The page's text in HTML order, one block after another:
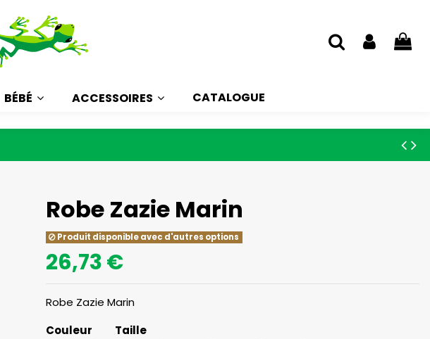
BÉBÉ ACCESSOIRES CATALOGUE
Robe Zazie Marin
Produit disponible avec d'autres options
26,73 €
Robe Zazie Marin
Couleur
Taille